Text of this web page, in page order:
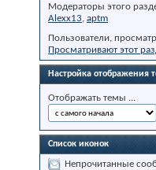
Модераторы этого
Alexx13, aptm
Пользователи,
Просматривают этот
Настройка отображения
Отображать темы ...
Список иконок
Непрочитанные